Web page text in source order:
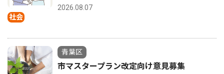
社会
2026.08.07
青葉区
市マスタープラン改定向け意見募集